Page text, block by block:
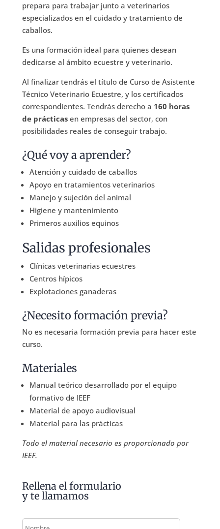
prepara para trabajar junto a veterinarios
especializados en el cuidado y tratamiento de
caballos.
Es una formación ideal para quienes desean
dedicarse al ámbito ecuestre y veterinario.
Al finalizar tendrás el título de Curso de Asistente
Técnico Veterinario Ecuestre, y los certificados
correspondientes. Tendrás derecho a 160 horas
de prácticasen empresas del sector, con
posibilidades reales de conseguir trabajo.
¿Qué voy a aprender?
Atención y cuidado de caballos
Apoyo en tratamientos veterinarios
Manejo y sujeción del animal
Higiene y mantenimiento
Primeros auxilios equinos
Salidas profesionales
Clínicas veterinarias ecuestres
Centros hípicos
Explotaciones ganaderas
¿Necesito formación previa?
No es necesaria formación previa para hacer este
curso.
Materiales
Manual teórico desarrollado por el equipo
formativo de IEEF
Material de apoyo audiovisual
Material para las prácticas
Todo el material necesario es proporcionado por
IEEF.
Rellena el formulario
y te llamamos